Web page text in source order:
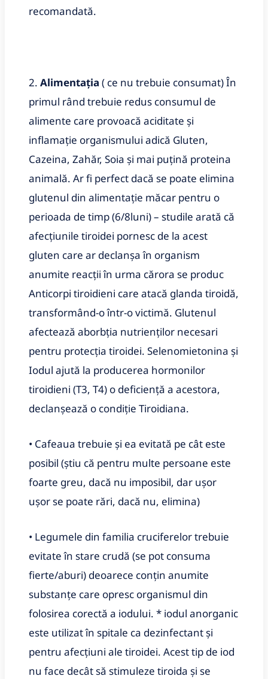
recomandată.
2. Alimentaţia ( ce nu trebuie consumat) În
primul rând trebuie redus consumul de
alimente care provoacă aciditate şi
inflamaţie organismului adică Gluten,
Cazeina, Zahăr, Soia şi mai puțină proteina
animală. Ar fi perfect dacă se poate elimina
glutenul din alimentaţie măcar pentru o
perioada de timp (6/8luni) – studile arată că
afecţiunile tiroidei pornesc de la acest
gluten care ar declanşa în organism
anumite reacţii în urma cărora se produc
Anticorpi tiroidieni care atacă glanda tiroidă,
transformând-o într-o victimă. Glutenul
afectează aborbţia nutrienţilor necesari
pentru protecţia tiroidei. Selenomietonina și
Iodul ajută la producerea hormonilor
tiroidieni (T3, T4) o deficiență a acestora,
declanșează o condiție Tiroidiana.
• Cafeaua trebuie şi ea evitată pe cât este
posibil (ştiu că pentru multe persoane este
foarte greu, dacă nu imposibil, dar uşor
uşor se poate rări, dacă nu, elimina)
• Legumele din familia cruciferelor trebuie
evitate în stare crudă (se pot consuma
fierte/aburi) deoarece conţin anumite
substanţe care opresc organismul din
folosirea corectă a iodului. * iodul anorganic
este utilizat în spitale ca dezinfectant şi
pentru afecţiuni ale tiroidei. Acest tip de iod
nu face decât să stimuleze tiroida şi se